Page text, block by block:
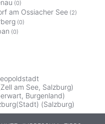
(0)
am Ossiacher See (2)
(0)
(0)
am See, Salzburg)
Burgenland)
(Salzburg)